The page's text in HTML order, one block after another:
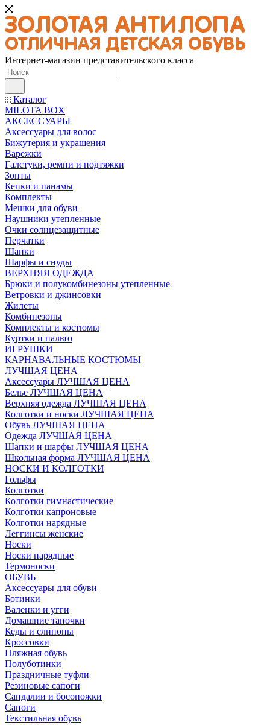
Интернет-магазин представительского класса
Каталог
MILOTA BOX
АКСЕССУАРЫ
Аксессуары для волос
Бижутерия и украшения
Варежки
Галстуки, ремни и подтяжки
Зонты
Кепки и панамы
Комплекты
Мешки для обуви
Наушники утепленные
Очки солнцезащитные
Перчатки
Шапки
Шарфы и снуды
ВЕРХНЯЯ ОДЕЖДА
Брюки и полукомбинезоны утепленные
Ветровки и джинсовки
Жилеты
Комбинезоны
Комплекты и костюмы
Куртки и пальто
ИГРУШКИ
КАРНАВАЛЬНЫЕ КОСТЮМЫ
ЛУЧШАЯ ЦЕНА
Аксессуары ЛУЧШАЯ ЦЕНА
Белье ЛУЧШАЯ ЦЕНА
Верхняя одежда ЛУЧШАЯ ЦЕНА
Колготки и носки ЛУЧШАЯ ЦЕНА
Обувь ЛУЧШАЯ ЦЕНА
Одежда ЛУЧШАЯ ЦЕНА
Шапки и шарфы ЛУЧШАЯ ЦЕНА
Школьная форма ЛУЧШАЯ ЦЕНА
НОСКИ И КОЛГОТКИ
Гольфы
Колготки
Колготки гимнастические
Колготки капроновые
Колготки нарядные
Леггинсы женские
Носки
Носки нарядные
Термоноски
ОБУВЬ
Аксессуары для обуви
Ботинки
Валенки и угги
Домашние тапочки
Кеды и слипоны
Кроссовки
Пляжная обувь
Полуботинки
Праздничные туфли
Резиновые сапоги
Сандалии и босоножки
Сапоги
Текстильная обувь